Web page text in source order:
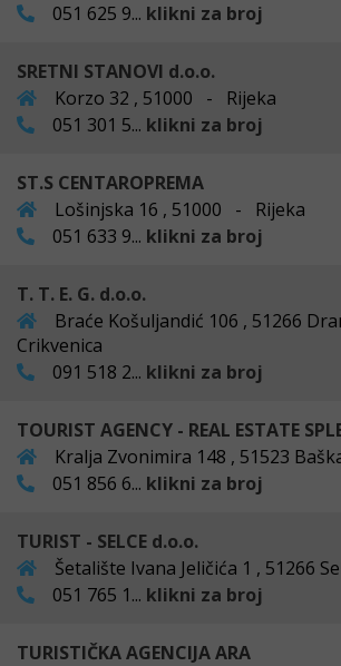
051 625 9... klikni za broj
SRETNI STANOVI d.o.o.
Korzo 32 , 51000 - Rijeka
051 301 5... klikni za broj
ST.S CENTAROPREMA
Lošinjska 16 , 51000 - Rijeka
051 633 9... klikni za broj
T. T. E. G. d.o.o.
Braće Košuljandić 106 , 51266
Crikvenica
091 518 2... klikni za broj
TOURIST AGENCY - REAL ESTATE
Kralja Zvonimira 148 , 51523
051 856 6... klikni za broj
TURIST - SELCE d.o.o.
Šetalište Ivana Jeličića 1 , 51266
051 765 1... klikni za broj
TURISTIČKA AGENCIJA ARA